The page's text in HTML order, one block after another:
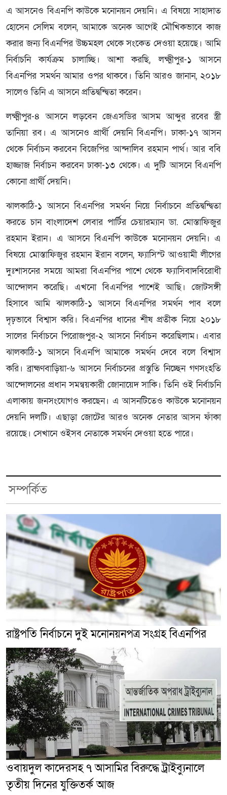
এ আসনেও বিএনপি কাউকে মনোনয়ন দেয়নি। এ বিষয়ে সাহাদাত
হোসেন সেলিম বলেন, আমাকে অনেক আগেই মৌখিকভাবে কাজ
করার জন্য বিএনপির উচ্চমহল থেকে সংকেত দেওয়া হয়েছে। আমি
নির্বাচনি কার্যক্রম চালাচ্ছি। আশা করছি, লক্ষ্মীপুর-১ আসনে
বিএনপির সমর্থন আমার ওপর থাকবে। তিনি আরও জানান, ২০১৮
সালেও তিনি এ আসনে প্রতিদ্বন্দ্বিতা করেন।
লক্ষ্মীপুর-৪ আসনে লড়বেন জেএসডির আসম আব্দুর রবের স্ত্রী
তানিয়া রব। এ আসনেও প্রার্থী দেয়নি বিএনপি। ঢাকা-১৭ আসন
থেকে নির্বাচন করবেন বিজেপির আন্দালিব রহমান পার্থ। আর ববি
হাজ্জাজ নির্বাচন করবেন ঢাকা-১৩ থেকে। এ দুটি আসনে বিএনপি
কোনো প্রার্থী দেয়নি।
ঝালকাঠি-১ আসনে বিএনপির সমর্থন নিয়ে নির্বাচনে প্রতিদ্বন্দ্বিতা
করতে চান বাংলাদেশ লেবার পার্টির চেয়ারম্যান ডা. মোস্তাফিজুর
রহমান ইরান। এ আসনে বিএনপি কাউকে মনোনয়ন দেয়নি। এ
বিষয়ে মোস্তাফিজুর রহমান ইরান বলেন, ফ্যাসিস্ট আওয়ামী লীগের
দুঃশাসনের সময়ে আমরা বিএনপির পাশে থেকে ফ্যাসিবাদবিরোধী
আন্দোলন করেছি। এখনো বিএনপির পাশেই আছি। জোটসঙ্গী
হিসাবে আমি ঝালকাঠি-১ আসনে বিএনপির সমর্থন পাব বলে
দৃঢ়ভাবে বিশ্বাস করি। বিএনপির ধানের শীষ প্রতীক নিয়ে ২০১৮
সালের নির্বাচনে পিরোজপুর-২ আসনে নির্বাচন করেছিলাম। এবার
ঝালকাঠি-১ আসনে বিএনপি আমাকে সমর্থন দেবে বলে বিশ্বাস
করি। ব্রাহ্মণবাড়িয়া-৬ আসনে নির্বাচনের প্রস্তুতি নিচ্ছেন গণসংহতি
আন্দোলনের প্রধান সমন্বয়কারী জোনায়েদ সাকি। তিনি ওই নির্বাচনি
এলাকায় জনসংযোগও করছেন। এ আসনটিতেও কাউকে মনোনয়ন
দেয়নি দলটি। এছাড়া জোটের আরও অনেক নেতার আসন ফাঁকা
রয়েছে। সেখানে ওইসব নেতাকে সমর্থন দেওয়া হতে পারে।
সম্পর্কিত
রাষ্ট্রপতি নির্বাচনে দুই মনোনয়নপত্র সংগ্রহ বিএনপির
ওবায়দুল কাদেরসহ ৭ আসামির বিরুদ্ধে ট্রাইব্যুনালে
তৃতীয় দিনের যুক্তিতর্ক আজ